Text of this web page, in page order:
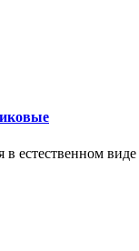
в естественном